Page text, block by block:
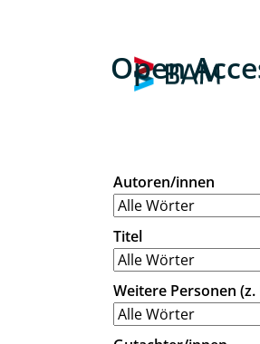
Open
Autoren/innen
Titel
Weitere Personen